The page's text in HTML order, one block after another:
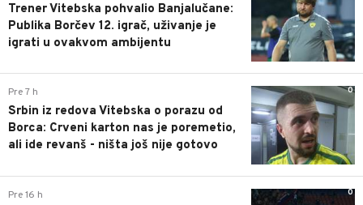
Trener Vitebska pohvalio Banjalučane:
Publika Borčev 12. igrač, uživanje je
igrati u ovakvom ambijentu
0
Pre 7 h
Srbin iz redova Vitebska o porazu od
Borca: Crveni karton nas je poremetio,
ali ide revanš - ništa još nije gotovo
0
Pre 16 h